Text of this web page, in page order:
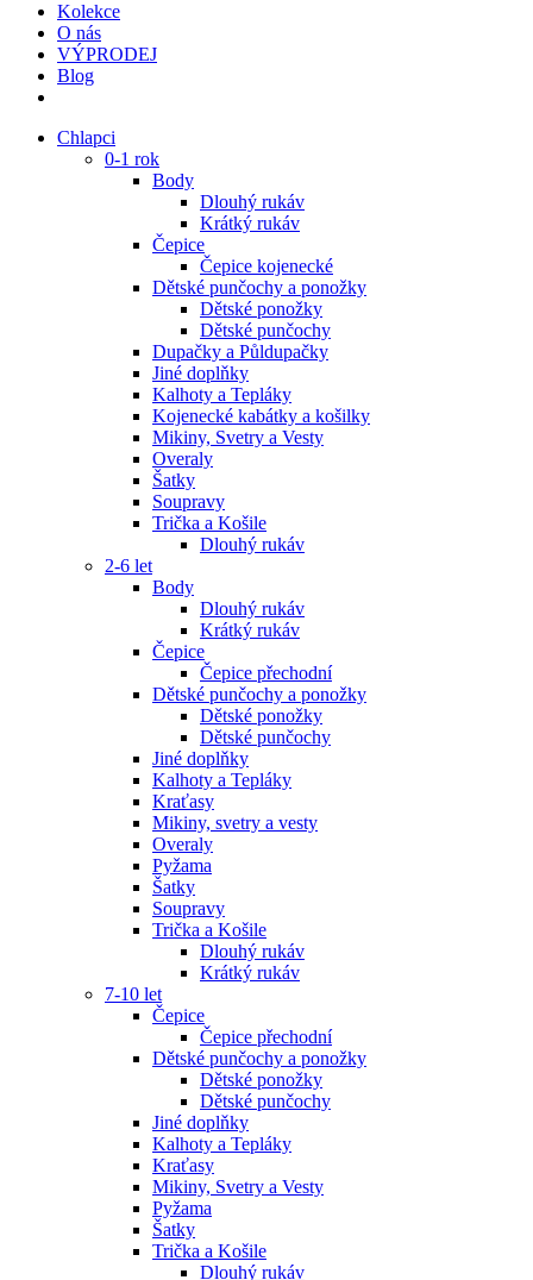
Kolekce
O nás
VÝPRODEJ
Blog
Chlapci
0-1 rok
Body
Dlouhý rukáv
Krátký rukáv
Čepice
Čepice kojenecké
Dětské punčochy a ponožky
Dětské ponožky
Dětské punčochy
Dupačky a Půldupačky
Jiné doplňky
Kalhoty a Tepláky
Kojenecké kabátky a košilky
Mikiny, Svetry a Vesty
Overaly
Šatky
Soupravy
Trička a Košile
Dlouhý rukáv
2-6 let
Body
Dlouhý rukáv
Krátký rukáv
Čepice
Čepice přechodní
Dětské punčochy a ponožky
Dětské ponožky
Dětské punčochy
Jiné doplňky
Kalhoty a Tepláky
Kraťasy
Mikiny, svetry a vesty
Overaly
Pyžama
Šatky
Soupravy
Trička a Košile
Dlouhý rukáv
Krátký rukáv
7-10 let
Čepice
Čepice přechodní
Dětské punčochy a ponožky
Dětské ponožky
Dětské punčochy
Jiné doplňky
Kalhoty a Tepláky
Kraťasy
Mikiny, Svetry a Vesty
Pyžama
Šatky
Trička a Košile
Dlouhý rukáv